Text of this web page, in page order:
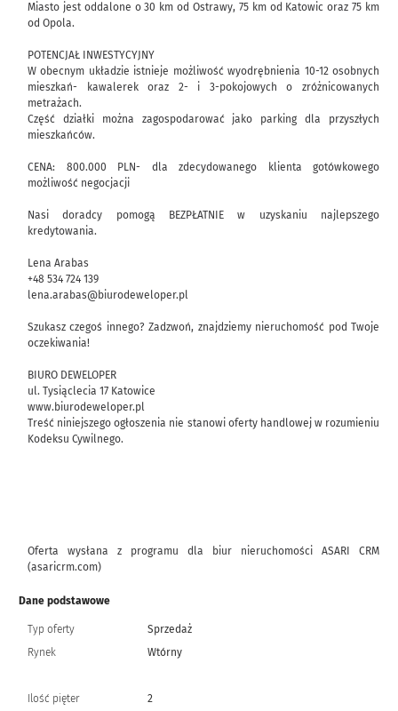
Miasto jest oddalone o 30 km od Ostrawy, 75 km od Katowic oraz 75 km
od Opola.
POTENCJAŁ INWESTYCYJNY
W obecnym układzie istnieje możliwość wyodrębnienia 10-12 osobnych
mieszkań- kawalerek oraz 2- i 3-pokojowych o zróżnicowanych
metrażach.
Część działki można zagospodarować jako parking dla przyszłych
mieszkańców.
CENA: 800.000 PLN- dla zdecydowanego klienta gotówkowego
możliwość negocjacji
Nasi doradcy pomogą BEZPŁATNIE w uzyskaniu najlepszego
kredytowania.
Lena Arabas
+48 534 724 139
lena.arabas@biurodeweloper.pl
Szukasz czegoś innego? Zadzwoń, znajdziemy nieruchomość pod Twoje
oczekiwania!
BIURO DEWELOPER
ul. Tysiąclecia 17 Katowice
www.biurodeweloper.pl
Treść niniejszego ogłoszenia nie stanowi oferty handlowej w rozumieniu
Kodeksu Cywilnego.
Oferta wysłana z programu dla biur nieruchomości ASARI CRM
(asaricrm.com)
Dane podstawowe
Typ oferty
Sprzedaż
Rynek
Wtórny
Ilość pięter
2